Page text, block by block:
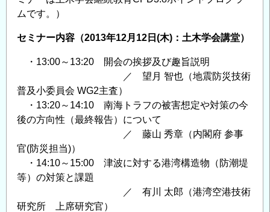
ア
研
究
物
科
研
グ
ー
プ
ムです。）
セミナー内容（2013年12月12日(木)：土木学会講堂）
・13:00～13:20 開会の挨拶及び趣旨説明
／ 望月 智也（地震防災技術
普及小委員会 WG2主査）
・13:20～14:10 南海トラフの被害想定や対策の今
後の方向性（最終報告）について
／ 藤山 秀章（内閣府 参事
官(防災担当)）
・14:10～15:00 津波に対する港湾構造物（防潮堤
等）の対策と課題
／ 有川 太郎（港湾空港技術
研究所 上席研究官）